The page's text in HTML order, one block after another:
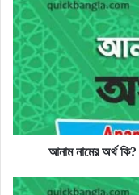
নামের
অর্থ
কি?
সঠিক
জানুন
(Anam
name
meaning)
আনাম নামের অর্থ
আনাস